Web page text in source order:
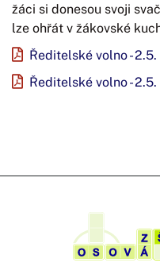
žáci si donesou svoji
lze ohřát v žákovské
Ředitelské volno -
Ředitelské volno -